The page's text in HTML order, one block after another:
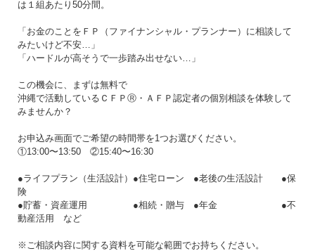
は１組あたり50分間。
「お金のことをＦＰ（ファイナンシャル・プランナー）に相談して
みたいけど不安…」
「ハードルが高そうで一歩踏み出せない…」
この機会に、まずは無料で
沖縄で活動しているＣＦＰⓇ・ＡＦＰ認定者の個別相談を体験して
みませんか？
お申込み画面でご希望の時間帯を1つお選びください。
①13:00〜13:50 ②15:40〜16:30
●ライフプラン（生活設計）●住宅ローン ●老後の生活設計 ●保
険
●貯蓄・資産運用 ●相続・贈与 ●年金 ●不
動産活用 など
※ご相談内容に関する資料を可能な範囲でお持ちください。